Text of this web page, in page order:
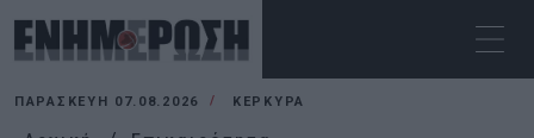
ΠΑΡΑΣΚΕΥΉ 07.08.2026 ΚΕΡΚΥΡΑ